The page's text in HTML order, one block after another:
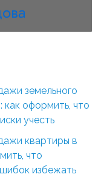
земельного
как оформить, что
учесть
квартиры в
что
избежать